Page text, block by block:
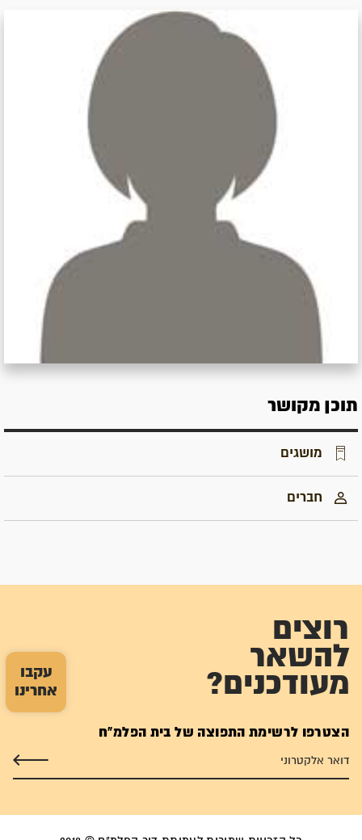
עקבו
אחרינו
תוכן מקושר
מושגים
חברים
רוצים
להשאר
מעודכנים?
הצטרפו לרשימת התפוצה של בית הפלמ"ח